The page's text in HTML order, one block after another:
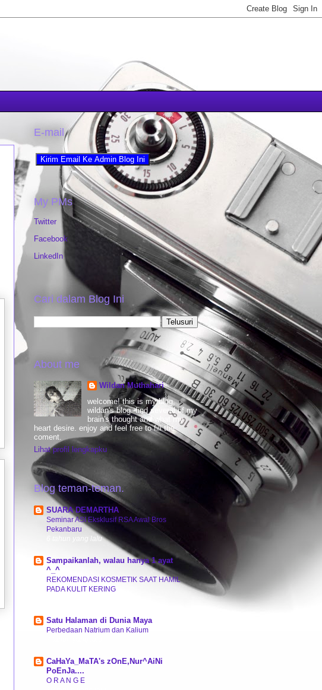
E-mail
My PMs
Twitter
Facebook
LinkedIn
Cari dalam Blog Ini
About me
Wildan Muthahari
welcome! this is my blog,
wildan's blog. find several of my
brain's thought and what my
heart desire. enjoy and feel free to fill the
coment.
Lihat profil lengkapku
Blog teman-teman.
SUARA DEMARTHA
Seminar ASI Eksklusif RSA Awal Bros
Pekanbaru
6 tahun yang lalu
Sampaikanlah, walau hanya 1 ayat
^_^
REKOMENDASI KOSMETIK SAAT HAMIL
PADA KULIT KERING
Satu Halaman di Dunia Maya
Perbedaan Natrium dan Kalium
CaHaYa_MaTA's zOnE,Nur^AiNi
PoEnJa....
O R A N G E